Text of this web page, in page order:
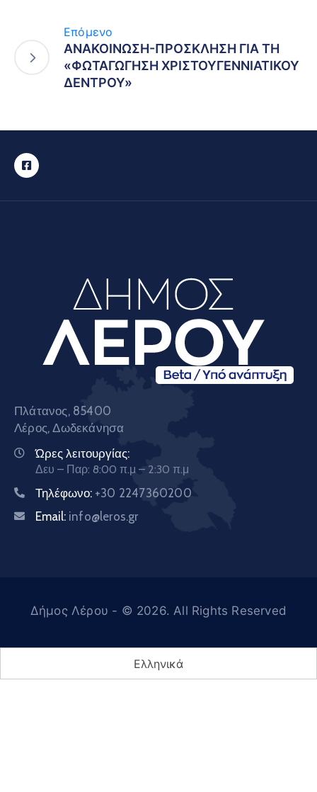
Επόμενο
ΑΝΑΚΟΙΝΩΣΗ-ΠΡΟΣΚΛΗΣΗ ΓΙΑ ΤΗ
«ΦΩΤΑΓΩΓΗΣΗ ΧΡΙΣΤΟΥΓΕΝΝΙΑΤΙΚΟΥ
ΔΕΝΤΡΟΥ»
Πλάτανος, 85400
Λέρος, Δωδεκάνησα
Ώρες λειτουργίας:
Δευ – Παρ: 8:00 π.μ – 2:30 π.μ
Τηλέφωνο: +30 2247360200
Email: info@leros.gr
Δήμος Λέρου - © 2026. All Rights Reserved
Ελληνικά